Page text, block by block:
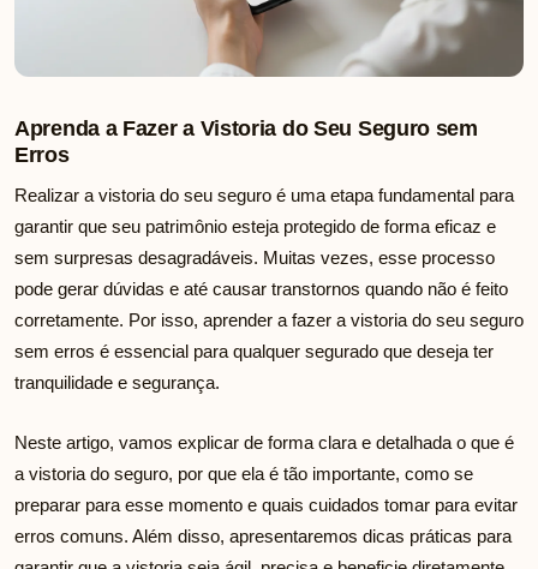
Aprenda a Fazer a Vistoria do Seu Seguro sem
Erros
Realizar a vistoria do seu seguro é uma etapa fundamental para
garantir que seu patrimônio esteja protegido de forma eficaz e
sem surpresas desagradáveis. Muitas vezes, esse processo
pode gerar dúvidas e até causar transtornos quando não é feito
corretamente. Por isso, aprender a fazer a vistoria do seu seguro
sem erros é essencial para qualquer segurado que deseja ter
tranquilidade e segurança.
Neste artigo, vamos explicar de forma clara e detalhada o que é
a vistoria do seguro, por que ela é tão importante, como se
preparar para esse momento e quais cuidados tomar para evitar
erros comuns. Além disso, apresentaremos dicas práticas para